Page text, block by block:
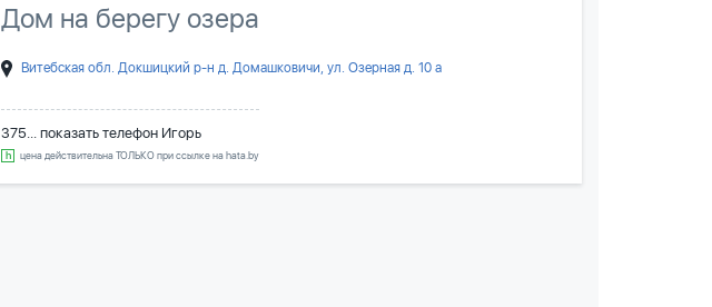
Дом на берегу озера
Витебская обл. Докшицкий р-н д. Домашковичи, ул. Озерная д. 10 а
375... показать телефон Игорь
цена действительна ТОЛЬКО при ссылке на hata.by